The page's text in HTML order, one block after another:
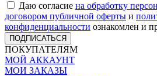
Даю согласие на обработку
договором публичной оферты и
конфиденциальности ознакомлен и
ПОДПИСАТЬСЯ
ПОКУПАТЕЛЯМ
МОЙ АККАУНТ
МОИ ЗАКАЗЫ